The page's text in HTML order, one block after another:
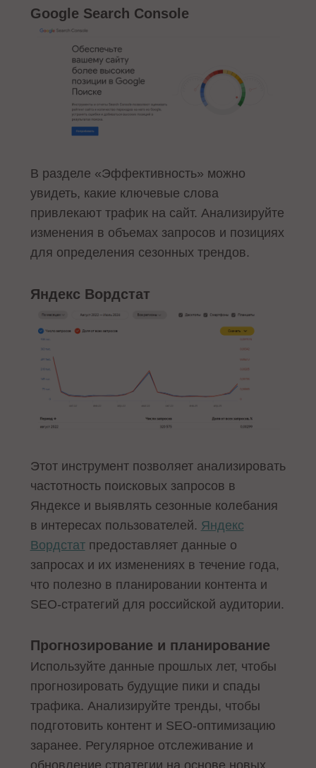
Google Search Console
В разделе «Эффективность» можно
увидеть, какие ключевые слова
привлекают трафик на сайт. Анализируйте
изменения в объемах запросов и позициях
для определения сезонных трендов.
Яндекс Вордстат
Этот инструмент позволяет анализировать
частотность поисковых запросов в
Яндексе и выявлять сезонные колебания
в интересах пользователей. Яндекс
Вордстатпредоставляет данные о
запросах и их изменениях в течение года,
что полезно в планировании контента и
SEO-стратегий для российской аудитории.
Прогнозирование и планирование
Используйте данные прошлых лет, чтобы
прогнозировать будущие пики и спады
трафика. Анализируйте тренды, чтобы
подготовить контент и SEO-оптимизацию
заранее. Регулярное отслеживание и